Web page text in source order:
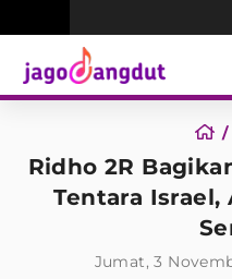
Ridho 2R
Tentara Israel,
Jumat, 3